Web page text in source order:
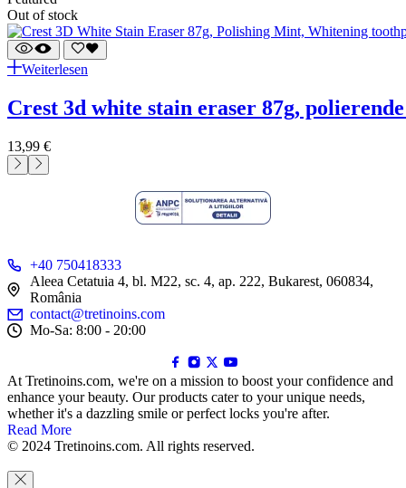
Out of stock
Weiterlesen
crest 3d white stain eraser 87g,
13,99 €
+40 750418333
Aleea Cetatuia 4, bl. M22, sc. 4, ap. 222, Bukarest, 060834,
România
contact@tretinoins.com
Mo-Sa: 8:00 - 20:00
At Tretinoins.com, we're on a mission to boost your confidence and
enhance your beauty. Our products cater to your unique needs,
whether it's a dazzling smile or perfect locks you're after.
Read More
© 2024 Tretinoins.com. All rights reserved.